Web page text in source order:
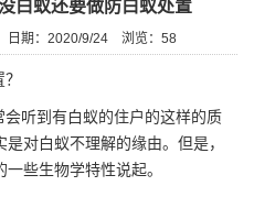
白蚁还要做防白蚁处置
日期：2020/9/24 浏览： 58
会听到有白蚁的住户的这样的质
对白蚁不理解的缘由。但是，
些生物学特性说起。